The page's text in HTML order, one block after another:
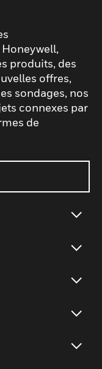
produits, des
offres,
sondages, nos
connexes par
de